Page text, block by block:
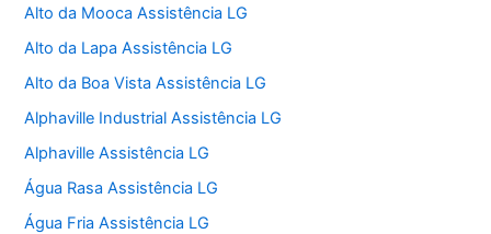
Alto da Mooca Assistência LG
Alto da Lapa Assistência LG
Alto da Boa Vista Assistência LG
Alphaville Industrial Assistência LG
Alphaville Assistência LG
Água Rasa Assistência LG
Água Fria Assistência LG